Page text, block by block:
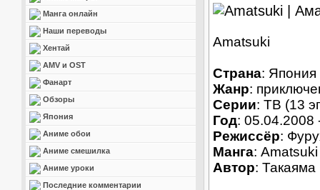
Манга онлайн
Наши переводы
Хентай
AMV и OST
Фанарт
Обзоры
Япония
Аниме обои
Аниме смешилка
Аниме уроки
Последние комментарии
Amatsuki
Страна: Япония
Жанр:
Серии: ТВ (13
Год: 05.04.2008
Режиссёр:
Манга: Amatsuki
Автор: